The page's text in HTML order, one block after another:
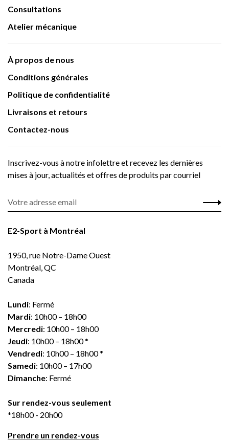
Consultations
Atelier mécanique
À propos de nous
Conditions générales
Politique de confidentialité
Livraisons et retours
Contactez-nous
Inscrivez-vous à notre infolettre et recevez les dernières
mises à jour, actualités et offres de produits par courriel
E2-Sport à Montréal
1950, rue Notre-Dame Ouest
Montréal, QC
Canada
Lundi: Fermé
Mardi: 10h00 – 18h00
Mercredi: 10h00 – 18h00
Jeudi: 10h00 – 18h00 *
Vendredi: 10h00 – 18h00 *
Samedi: 10h00 – 17h00
Dimanche: Fermé
Sur rendez-vous seulement
*18h00 - 20h00
Prendre un rendez-vous